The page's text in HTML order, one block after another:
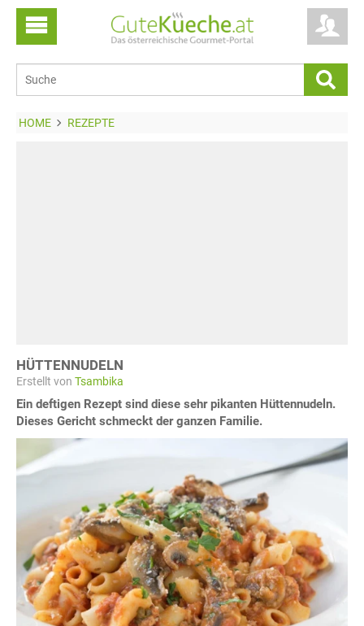
HOME REZEPTE
HÜTTENNUDELN
Erstellt von Tsambika
Ein deftigen Rezept sind diese sehr pikanten Hüttennudeln.
Dieses Gericht schmeckt der ganzen Familie.